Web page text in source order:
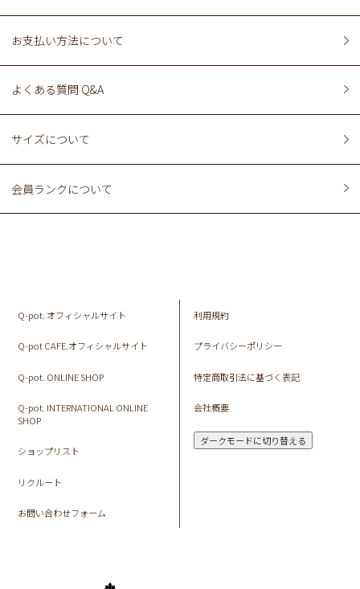
お支払い方法について
よくある質問 Q&A
サイズについて
会員ランクについて
Q-pot. オフィシャルサイト
Q-pot CAFE.オフィシャルサイト
Q-pot. ONLINE SHOP
Q-pot. INTERNATIONAL ONLINE
SHOP
ショップリスト
リクルート
お問い合わせフォーム
利用規約
プライバシーポリシー
特定商取引法に基づく表記
会社概要
ダークモードに切り替える